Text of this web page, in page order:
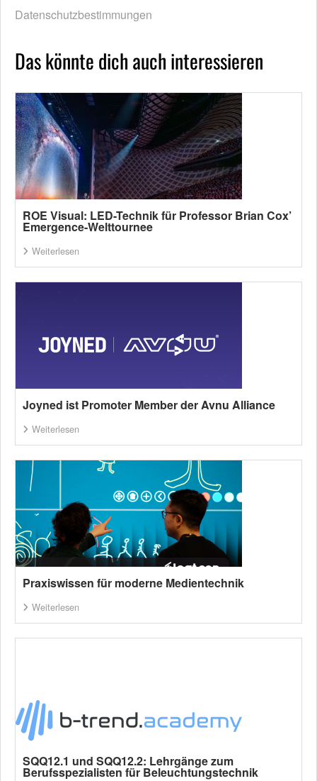
Datenschutzbestimmungen
Das könnte dich auch interessieren
ROE Visual: LED-Technik für Professor Brian Cox’
Emergence-Welttournee
Weiterlesen
Joyned ist Promoter Member der Avnu Alliance
Weiterlesen
Praxiswissen für moderne Medientechnik
Weiterlesen
SQQ12.1 und SQQ12.2: Lehrgänge zum
Berufsspezialisten für Beleuchtungstechnik